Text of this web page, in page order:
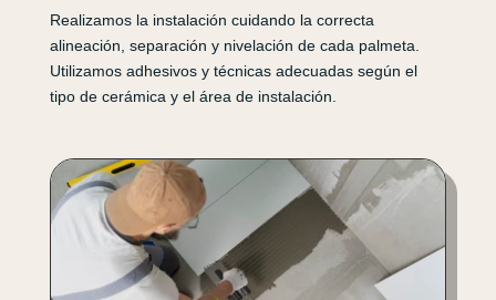
Realizamos la instalación cuidando la correcta
alineación, separación y nivelación de cada palmeta.
Utilizamos adhesivos y técnicas adecuadas según el
tipo de cerámica y el área de instalación.